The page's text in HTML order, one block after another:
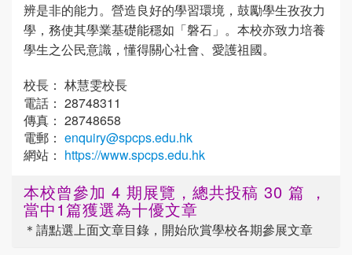
辨是非的能力。營造良好的學習環境，鼓勵學生孜孜力
學，務使其學業基礎能穩如「磐石」。本校亦致力培養
學生之公民意識，懂得關心社會、愛護祖國。
校長： 林慧雯校長
電話： 28748311
傳真： 28748658
電郵： enquiry@spcps.edu.hk
網站： https://www.spcps.edu.hk
本校曾參加 4 期展覽，總共投稿 30 篇 ，
當中1篇獲選為十優文章
＊請點選上面文章目錄，開始欣賞學校各期參展文章